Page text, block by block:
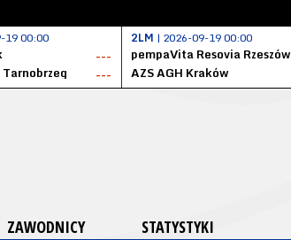
19 00:00
---
---
2LM | 2026-09-19 00:00
pempaVita Resovia Rzeszów
AZS AGH Kraków
ZAWODNICY STATYSTYKI